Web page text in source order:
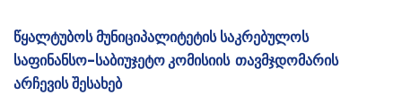
წყალტუბოსმუნიციპალიტეტის საკრებულოს
საფინანსო-საბიუჯეტოკომისიის თავმჯდომარის
არჩევისშესახებ